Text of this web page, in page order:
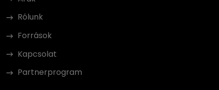
Rólunk
Források
Kapcsolat
Partnerprogram